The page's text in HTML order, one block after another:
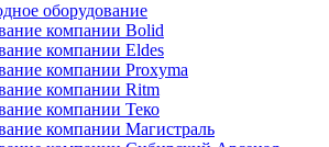
оборудование
компании Bolid
компании Eldes
компании Proxyma
компании Ritm
компании Теко
компании Магистраль